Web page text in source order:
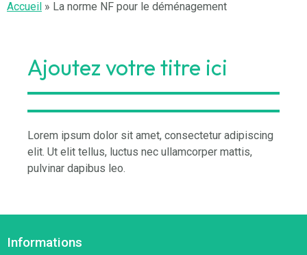
Accueil » La norme NF pour le déménagement
Ajoutez votre titre ici
Lorem ipsum dolor sit amet, consectetur adipiscing
elit. Ut elit tellus, luctus nec ullamcorper mattis,
pulvinar dapibus leo.
Informations